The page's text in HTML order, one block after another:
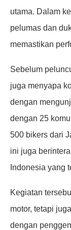
utama. Dalam
pelumas dan
memastikan
Sebelum
juga menyapa
dengan
dengan 25
500 bikers dari
ini juga
Indonesia yang
Kegiatan
motor, tetapi
dengan